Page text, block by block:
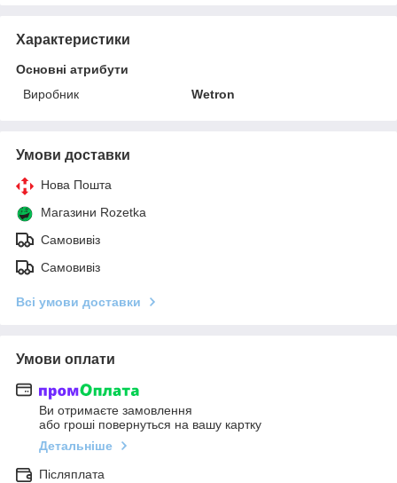
Характеристики
Основні атрибути
Виробник
Wetron
Умови доставки
Нова Пошта
Магазини Rozetka
Самовивіз
Самовивіз
Всі умови доставки
Умови оплати
Ви отримаєте замовлення
або гроші повернуться на вашу картку
Детальніше
Післяплата